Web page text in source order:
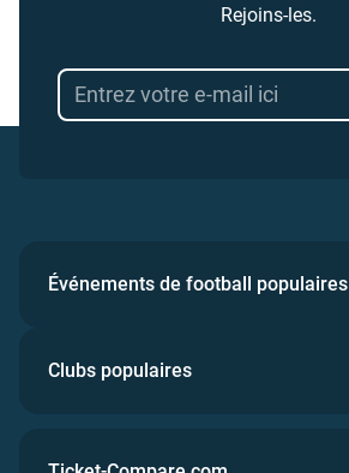
Rejoins-les.
Événements de football populaires
Clubs populaires